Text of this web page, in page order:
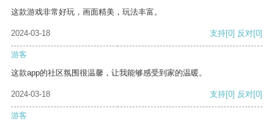
这款游戏非常好玩，画面精美，玩法丰富。
2024-03-18 支持[0] 反对[0]
游客
这款app的社区氛围很温馨，让我能够感受到家的温暖。
2024-03-18 支持[0] 反对[0]
游客